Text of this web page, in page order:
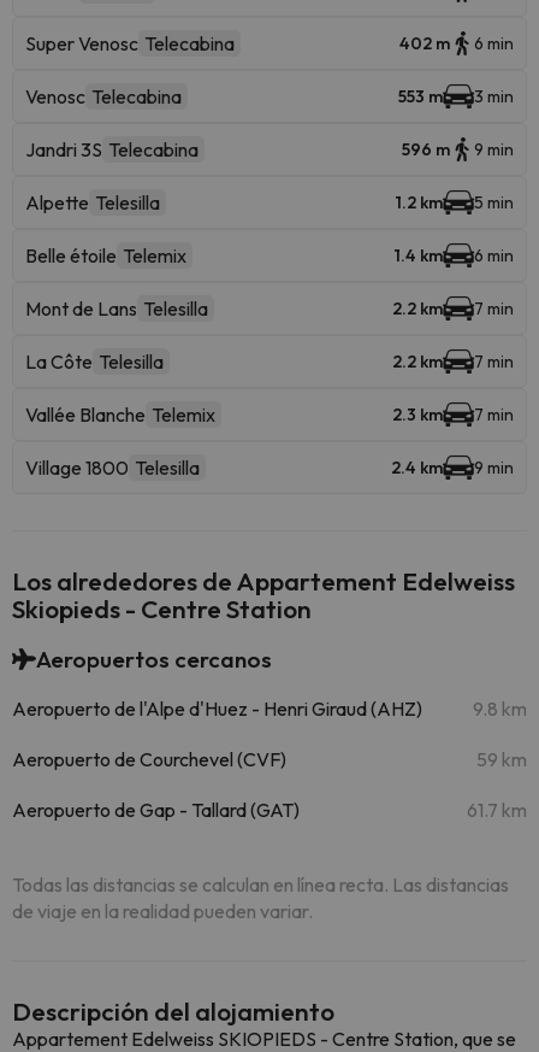
Super Venosc Telecabina 402 m 6 min
Venosc Telecabina 553 m 3 min
Jandri 3S Telecabina 596 m 9 min
Alpette Telesilla 1.2 km 5 min
Belle étoile Telemix 1.4 km 6 min
Mont de Lans Telesilla 2.2 km 7 min
La Côte Telesilla 2.2 km 7 min
Vallée Blanche Telemix 2.3 km 7 min
Village 1800 Telesilla 2.4 km 9 min
Los alrededores de Appartement Edelweiss
Skiopieds - Centre Station
Aeropuertos cercanos
Aeropuerto de l'Alpe d'Huez - Henri Giraud (AHZ) 9.8 km
Aeropuerto de Courchevel (CVF) 59 km
Aeropuerto de Gap - Tallard (GAT) 61.7 km
Todas las distancias se calculan en línea recta. Las distancias
de viaje en la realidad pueden variar.
Descripción del alojamiento
Appartement Edelweiss SKIOPIEDS - Centre Station, que se